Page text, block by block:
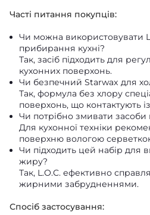
Часті питання покупців:
Чи можна використовувати
прибирання кухні?
Так, засіб підходить для
кухонних поверхонь.
Чи безпечний Starwax для
Так, формула без хлору
поверхонь, що контактують
Чи потрібно змивати засоби
Для кухонної техніки
поверхню вологою
Чи підходить цей набір для
жиру?
Так, L.O.C. ефективно
жирними забрудненнями.
Спосіб застосування: